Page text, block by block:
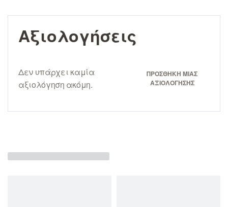
Αξιολογήσεις
Δεν υπάρχει καμία
αξιολόγηση ακόμη.
ΠΡΟΣΘΉΚΗ ΜΊΑΣ
ΑΞΙΟΛΌΓΗΣΗΣ